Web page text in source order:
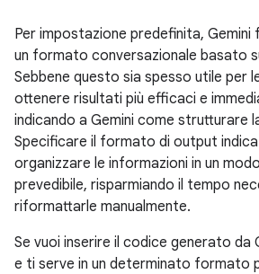
Per impostazione predefinita,
un formato conversazionale basato
Sebbene questo sia spesso utile per
ottenere risultati più efficaci e
indicando a Gemini come strutturare
Specificare il formato di output
organizzare le informazioni in un
prevedibile, risparmiando il tempo
riformattarle manualmente.
Se vuoi inserire il codice generato da
e ti serve in un determinato formato